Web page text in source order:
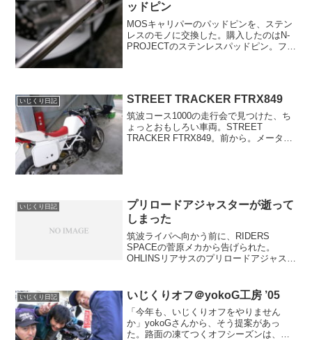
ッドピン
MOSキャリパーのパッドピンを、ステン
レスのモノに交換した。購入したのはN-
PROJECTのステンレスパッドピン。フロ
いじくり日記 STREET TRACKER FTRX849
筑波コース1000の走行会で見つけた、ち
ょっとおもしろい車両。STREET
TRACKER FTRX849。前から。メーター
いじくり日記
プリロードアジャスターが逝って
しまった
筑波ライパへ向かう前に、RIDERS
SPACEの菅原メカから告げられた。
OHLINSリアサスのプリロードアジャスタ
プリロードアジャスターが装備されてい
る...
いじくり日記 いじくりオフ＠yokoG工房 ’05
「今年も、いじくりオフをやりません
か」yokoGさんから、そう提案があっ
た。路面の凍てつくオフシーズンは、思